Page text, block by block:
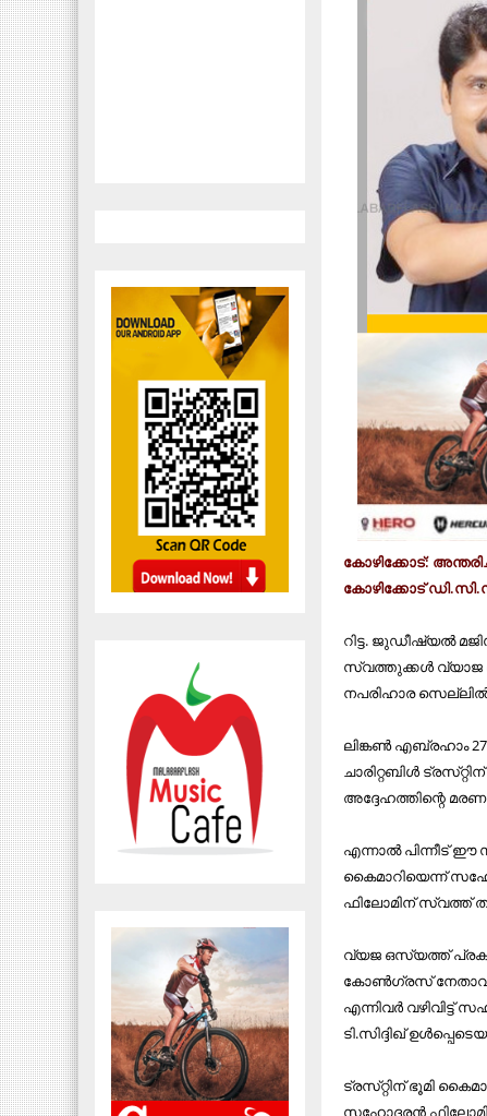
കോഴിക്കോട്​:
കോഴിക്കോട്
റിട്ട. ജുഡീഷ്യൽ
സ്വത്തുക്കൾ വ്യാജ
നപരിഹാര സെല്ലിൽ
ലിങ്കൺ എബ്രഹാം
ചാരിറ്റബിൾ
അദ്ദേഹത്തിന്റെ
എന്നാൽ പിന്നീട്​ ഈ
കൈമാറിയെന്ന്​
ഫിലോമിന്​ സ്വത്ത്​
വ്യജ ഒസ്യത്ത്​
കോൺഗ്രസ്​ നേതാവ്​
എന്നിവർ വഴിവിട്ട്​
ടി.സിദ്ദിഖ്​
ട്രസ്​റ്റിന്​ ഭൂമി
സഹോദരൻ